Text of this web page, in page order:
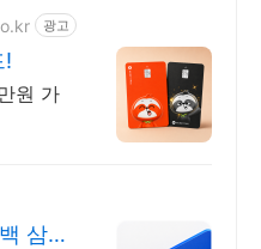
광고
!
원 가
삼